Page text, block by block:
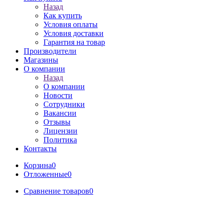
Назад
Как купить
Условия оплаты
Условия доставки
Гарантия на товар
Производители
Магазины
О компании
Назад
О компании
Новости
Сотрудники
Вакансии
Отзывы
Лицензии
Политика
Контакты
Корзина0
Отложенные0
Сравнение товаров0